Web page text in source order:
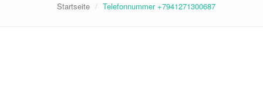
Startseite Telefonnummer +7941271300687